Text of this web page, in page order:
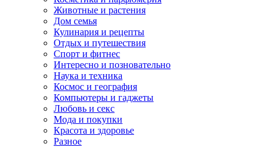
Животные и растения
Дом семья
Кулинария и рецепты
Отдых и путешествия
Спорт и фитнес
Интересно и позновательно
Наука и техника
Космос и география
Компьютеры и гаджеты
Любовь и секс
Мода и покупки
Красота и здоровье
Разное